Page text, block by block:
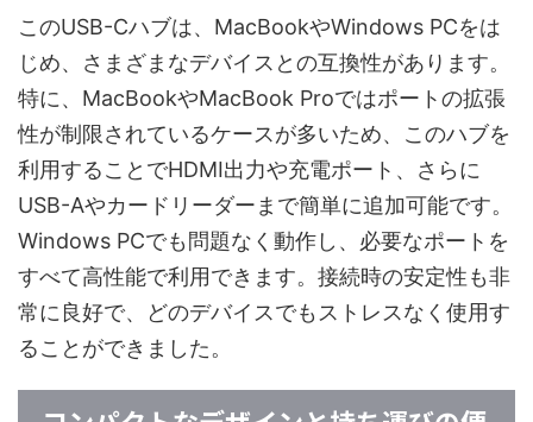
このUSB-Cハブは、MacBookやWindows PCをは
じめ、さまざまなデバイスとの互換性があります。
特に、MacBookやMacBook Proではポートの拡張
性が制限されているケースが多いため、このハブを
利用することでHDMI出力や充電ポート、さらに
USB-Aやカードリーダーまで簡単に追加可能です。
Windows PCでも問題なく動作し、必要なポートを
すべて高性能で利用できます。接続時の安定性も非
常に良好で、どのデバイスでもストレスなく使用す
ることができました。